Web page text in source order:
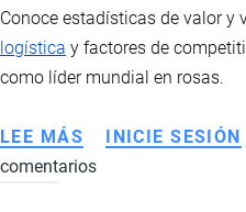
Conoce estadísticas de valor y
logística y factores de
como líder mundial en rosas.
LEE MÁS SOBRE
EXPORTACIÓN
INICIE SESIÓN
comentarios